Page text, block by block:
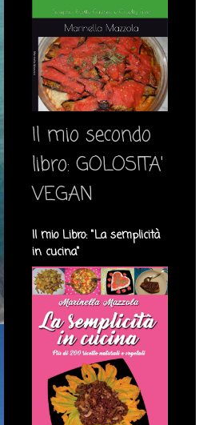
Il mio secondo
libro: GOLOSITA'
VEGAN
Il mio Libro: "La semplicità
in cucina"